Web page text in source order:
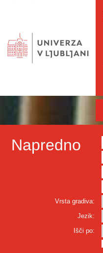
Napredno
Vrsta gradiva:
Jezik:
Išči po: